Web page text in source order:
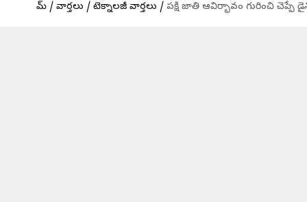
హోమ్ / వార్తలు / టెక్నాలజీ వార్తలు / పక్షి జాతి ఆవిర్భావం గురించి